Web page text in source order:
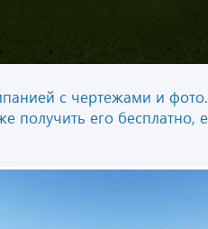
с чертежами и
получить его бесплатно,